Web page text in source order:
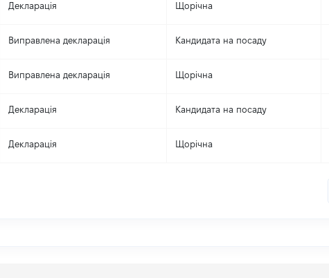
Декларація Щорічна
Виправлена декларація Кандидата на посаду
Виправлена декларація Щорічна
Декларація Кандидата на посаду
Декларація Щорічна